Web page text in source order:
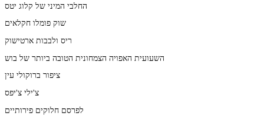
החלבי המיני של קלוג יטס
שוק פומלו חקלאים
ריס ולבבות ארטישוק
השעועית האפויה הצמחונית הטובה ביותר של בוש
ציפור ברוקולי עין
צ'ילי צ'יפס
לפרסם חלוקים פירותיים